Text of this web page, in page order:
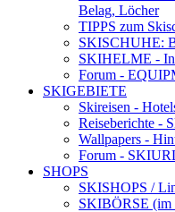
Belag, Löcher
TIPPS zum
SKISCHUHE:
SKIHELME -
Forum -
SKIGEBIETE
Skireisen -
Reiseberichte -
Wallpapers -
Forum -
SHOPS
SKISHOPS /
SKIBÖRSE (im